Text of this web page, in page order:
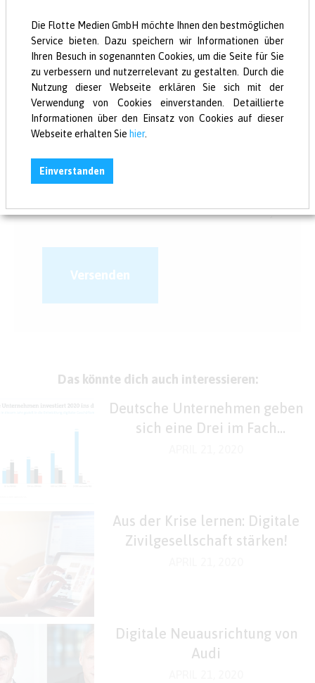
Versenden
Das könnte dich auch interessieren:
Deutsche Unternehmen geben
sich eine Drei im Fach
Aus der Krise lernen: Digitale
Zivilgesellschaft stärken!
Digitale Neuausrichtung von
Audi
Die Flotte Medien GmbH möchte Ihnen den bestmöglichen
Service bieten. Dazu speichern wir Informationen über
Ihren Besuch in sogenannten Cookies, um die Seite für Sie
zu verbessern und nutzerrelevant zu gestalten. Durch die
Nutzung dieser Webseite erklären Sie sich mit der
Verwendung von Cookies einverstanden. Detaillierte
Informationen über den Einsatz von Cookies auf dieser
Webseite erhalten Sie hier.
Einverstanden